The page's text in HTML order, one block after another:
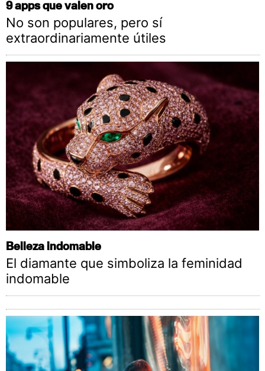
9 apps que valen oro
No son populares, pero sí
extraordinariamente útiles
Belleza indomable
El diamante que simboliza la feminidad
indomable